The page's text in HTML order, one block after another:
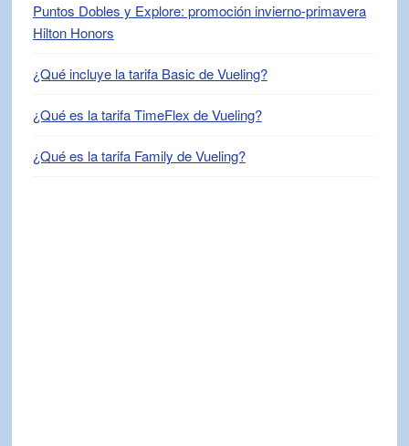
Puntos Dobles y Explore: promoción invierno-primavera
Hilton Honors
¿Qué incluye la tarifa Basic de Vueling?
¿Qué es la tarifa TimeFlex de Vueling?
¿Qué es la tarifa Family de Vueling?